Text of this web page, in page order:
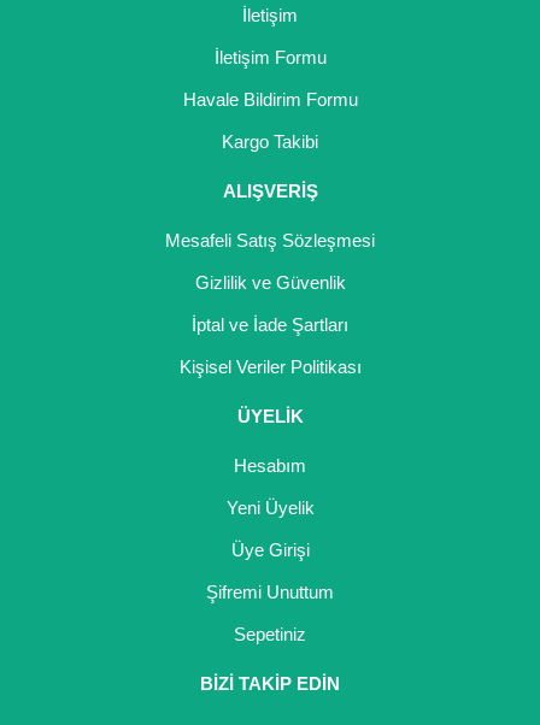
İletişim
İletişim Formu
Havale Bildirim Formu
Kargo Takibi
ALIŞVERİŞ
Mesafeli Satış Sözleşmesi
Gizlilik ve Güvenlik
İptal ve İade Şartları
Kişisel Veriler Politikası
ÜYELİK
Hesabım
Yeni Üyelik
Üye Girişi
Şifremi Unuttum
Sepetiniz
BİZİ TAKİP EDİN